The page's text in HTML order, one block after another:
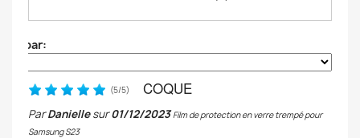
par:
(5/5) COQUE
ParDaniellesur01/12/2023 Film de protection en verre trempé pour
Samsung S23